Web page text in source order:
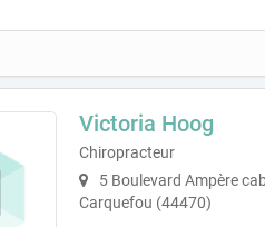
Victoria Hoog
Chiropracteur
5 Boulevard Ampère
Carquefou (44470)